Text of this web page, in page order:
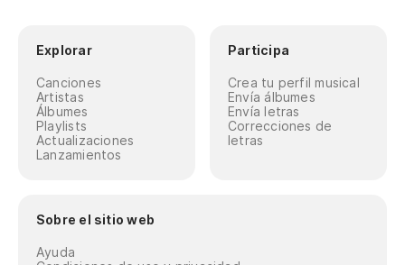
Explorar
Canciones
Artistas
Álbumes
Playlists
Actualizaciones
Lanzamientos
Participa
Crea tu perfil musical
Envía álbumes
Envía letras
Correcciones de
letras
Sobre el sitio web
Ayuda